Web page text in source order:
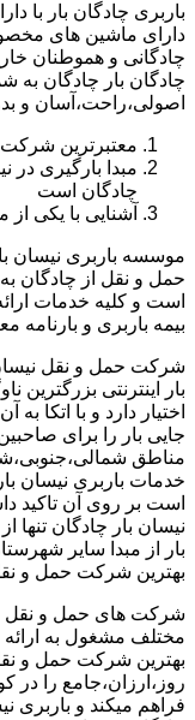
باربری چادگان بار با
دارای ماشین های
چادگانی و هموطنان
چادگان بار چادگان
اصولی،راحت،آسان و
معتبرترین شرکت
مبدا بارگیری در
چادگان است
آشنایی با یکی
موسسه باربری نیسان
حمل و نقل از چادگان
است و کلیه خدمات
بیمه باربری و بارنامه
شرکت حمل و نقل
بار اینترنتی
اختیار دارد و با اتکا
جایی بار را برای
مناطق
خدمات باربری نیسان
است بر روی آن تاکید
نیسان بار چادگان
بار از مبدا سایر
بهترین شرکت حمل و
شرکت های حمل و نقل
مختلف مشغول به ارائه
بهترین شرکت حمل و
روز،ارزان،جامع را در
فراهم میکند و باربری